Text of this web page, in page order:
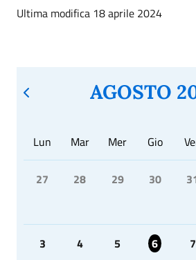
Ultima modifica 18 aprile 2024
AGOSTO
Lun Mar Mer Gio
27 28 29 30
3 4 5 6 7